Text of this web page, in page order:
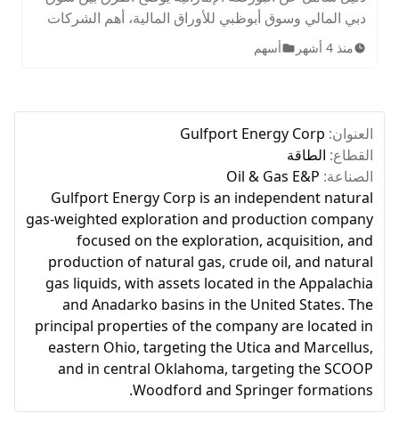
دبي المالي وسوق أبوظبي للأوراق المالية، أهم الشركات
المدرجة، الأصول المتاحة، ساعات التداول، وخطوات
الاستثمار للمبتدئين.
منذ 4 أشهر أسهم
العنوان: Gulfport Energy Corp
القطاع: الطاقة
الصناعة: Oil & Gas E&P
Gulfport Energy Corp is an independent natural
gas-weighted exploration and production company
focused on the exploration, acquisition, and
production of natural gas, crude oil, and natural
gas liquids, with assets located in the Appalachia
and Anadarko basins in the United States. The
principal properties of the company are located in
eastern Ohio, targeting the Utica and Marcellus,
and in central Oklahoma, targeting the SCOOP
Woodford and Springer formations.